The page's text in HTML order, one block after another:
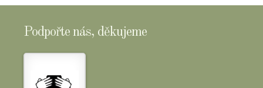
Podpořte nás, děkujeme